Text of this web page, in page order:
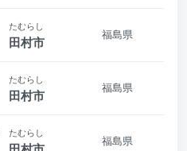
たむらし
田村市
福島県
たむらし
田村市
福島県
たむらし
福島県